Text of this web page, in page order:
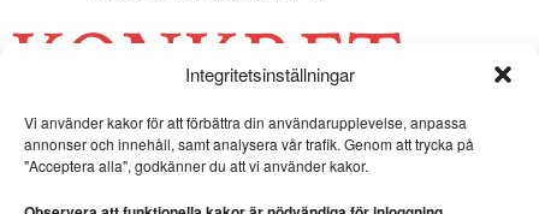
Integritetsinställningar
Vi använder kakor för att förbättra din användarupplevelse, anpassa
annonser och innehåll, samt analysera vår trafik. Genom att trycka på
"Acceptera alla", godkänner du att vi använder kakor.